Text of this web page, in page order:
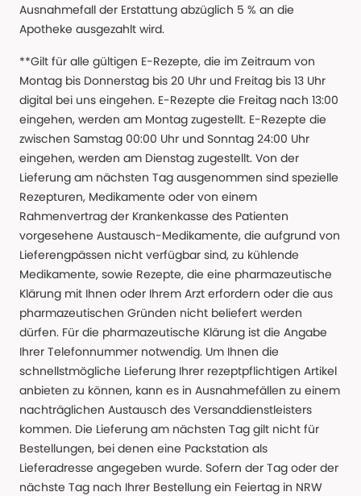
Ausnahmefall der Erstattung abzüglich 5 % an die
Apotheke ausgezahlt wird.
**Gilt für alle gültigen E-Rezepte, die im Zeitraum von
Montag bis Donnerstag bis 20 Uhr und Freitag bis 13 Uhr
digital bei uns eingehen. E-Rezepte die Freitag nach 13:00
eingehen, werden am Montag zugestellt. E-Rezepte die
zwischen Samstag 00:00 Uhr und Sonntag 24:00 Uhr
eingehen, werden am Dienstag zugestellt. Von der
Lieferung am nächsten Tag ausgenommen sind spezielle
Rezepturen, Medikamente oder von einem
Rahmenvertrag der Krankenkasse des Patienten
vorgesehene Austausch-Medikamente, die aufgrund von
Lieferengpässen nicht verfügbar sind, zu kühlende
Medikamente, sowie Rezepte, die eine pharmazeutische
Klärung mit Ihnen oder Ihrem Arzt erfordern oder die aus
pharmazeutischen Gründen nicht beliefert werden
dürfen. Für die pharmazeutische Klärung ist die Angabe
Ihrer Telefonnummer notwendig. Um Ihnen die
schnellstmögliche Lieferung Ihrer rezeptpflichtigen Artikel
anbieten zu können, kann es in Ausnahmefällen zu einem
nachträglichen Austausch des Versanddienstleisters
kommen. Die Lieferung am nächsten Tag gilt nicht für
Bestellungen, bei denen eine Packstation als
Lieferadresse angegeben wurde. Sofern der Tag oder der
nächste Tag nach Ihrer Bestellung ein Feiertag in NRW